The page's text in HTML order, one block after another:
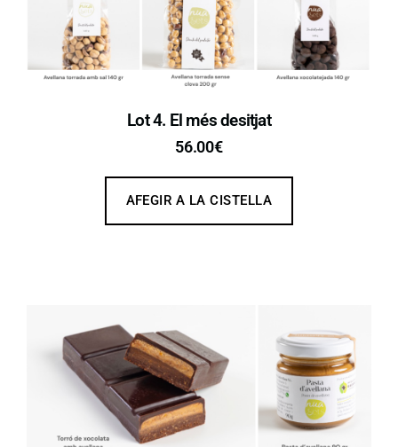
Lot 4. El més desitjat
56.00€
AFEGIR A LA CISTELLA